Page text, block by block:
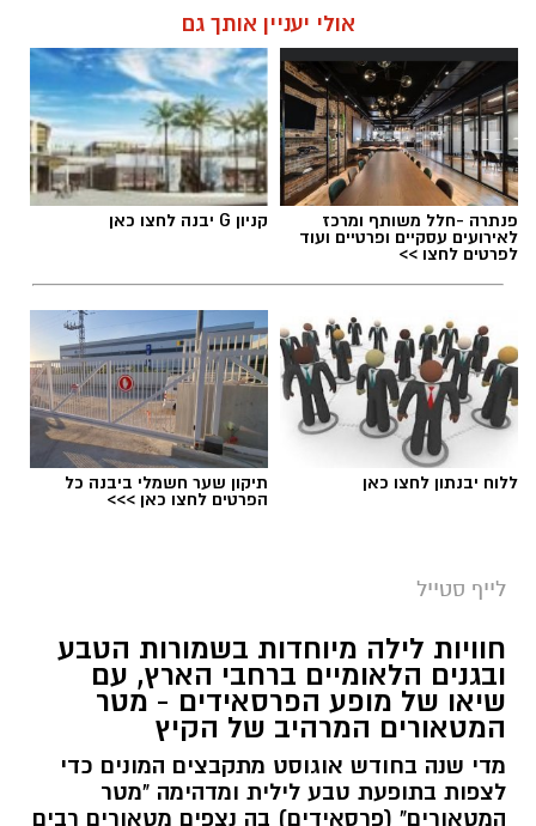
סיורי משפחות- צילום מיקה וולוב, אקואושן
במהלך הפעילות יכירו המשתתפים את הטבע
האקולוגית המקומית. בהמשך יגיעו למרכז החינוך
חי של חוף סלעי בישראל ולהכיר מקרוב את בעלי
החיים הימיים החיים בו. במהלך הסיור ייחשפו גם
לאתגרים המשפיעים על הסביבה הימית, ובהם
פסולת ובעיקר פלסטיק, וילמדו באופן חווייתי כיצד
ניתן לשמור על הים ולסייע בהגנה עליו.
אולי יעניין אותך גם
פנתרה -חלל משותף ומרכז
לאירועים עסקיים ופרטיים ועוד
לפרטים לחצו >>
קניון G יבנה לחצו כאן
ללוח יבנתון לחצו כאן תיקון שער חשמלי ביבנה כל
הפרטים לחצו כאן >>>
לייף סטייל
חוויות לילה מיוחדות בשמורות הטבע
ובגנים הלאומיים ברחבי הארץ, עם
שיאו של מופע הפרסאידים - מטר
המטאורים המרהיב של הקיץ
מדי שנה בחודש אוגוסט מתקבצים המונים כדי
לצפות בתופעת טבע לילית ומדהימה "מטר
המטאורים" (פרסאידים) בה נצפים מטאורים רבים